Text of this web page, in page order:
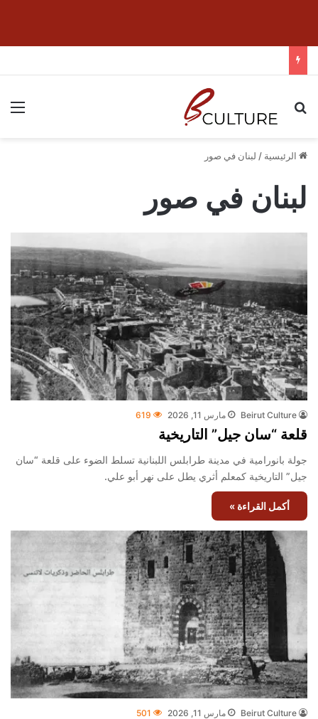
الرئيسية / لبنان في صور
لبنان في صور
Beirut Culture مارس 11, 2026 619
قلعة “سان جيل” التاريخية
جولة بانورامية في مدينة طرابلس اللبنانية تسلط الضوء على قلعة “سان
جيل” التاريخية كمعلم أثري يطل على نهر أبو علي.
أكمل القراءة »
Beirut Culture مارس 11, 2026 501